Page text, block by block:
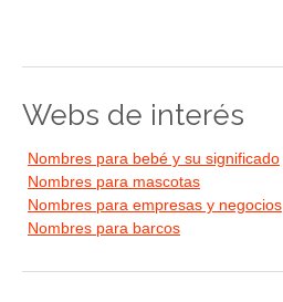
Webs de interés
Nombres para bebé y su significado
Nombres para mascotas
Nombres para empresas y negocios
Nombres para barcos